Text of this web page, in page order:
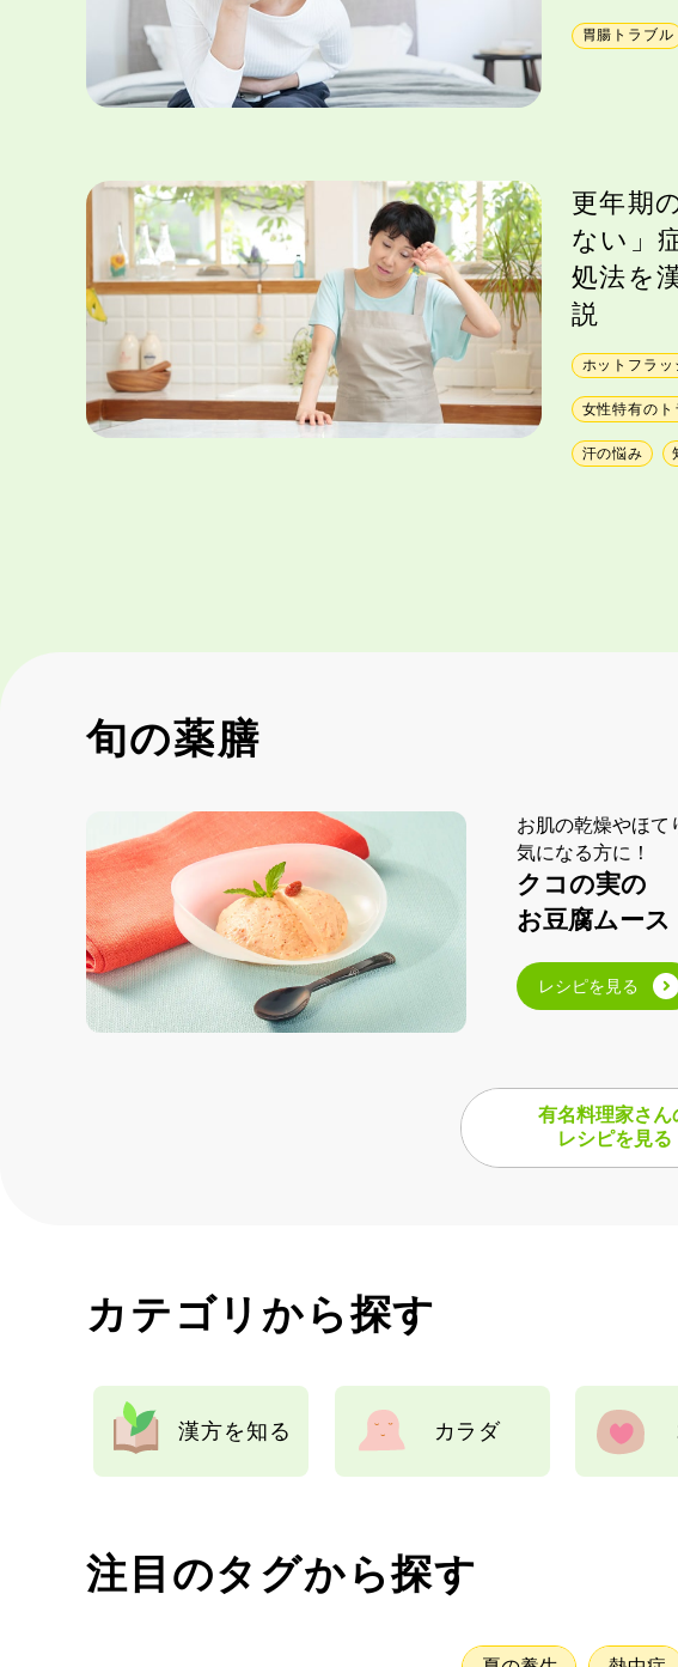
胃腸トラブル
更年期
ない」
処法を
説
ホットフラッ
女性特有のト
汗の悩み
旬の薬膳
お肌の乾燥やほて
気になる方に！
クコの実の
お豆腐ムース
レシピを見る
有名料理家さん
レシピを見る​
カテゴリから探す
漢方を知る カラダ
注目のタグから探す